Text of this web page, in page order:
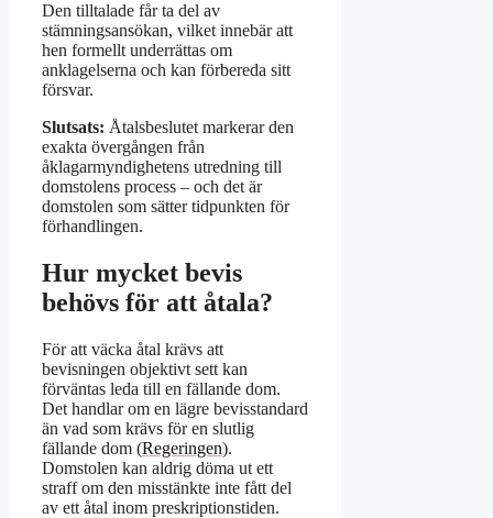
Den tilltalade får ta del av
stämningsansökan, vilket innebär att
hen formellt underrättas om
anklagelserna och kan förbereda sitt
försvar.
Slutsats: Åtalsbeslutet markerar den
exakta övergången från
åklagarmyndighetens utredning till
domstolens process – och det är
domstolen som sätter tidpunkten för
förhandlingen.
Hur mycket bevis
behövs för att åtala?
För att väcka åtal krävs att
bevisningen objektivt sett kan
förväntas leda till en fällande dom.
Det handlar om en lägre bevisstandard
än vad som krävs för en slutlig
fällande dom (Regeringen).
Domstolen kan aldrig döma ut ett
straff om den misstänkte inte fått del
av ett åtal inom preskriptionstiden.